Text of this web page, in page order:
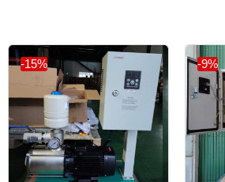
-15% -9%